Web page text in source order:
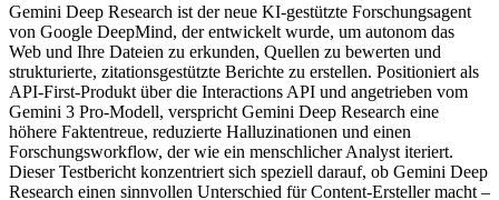
Gemini Deep Research ist der neue KI-gestützte Forschungsagent
von Google DeepMind, der entwickelt wurde, um autonom das
Web und Ihre Dateien zu erkunden, Quellen zu bewerten und
strukturierte, zitationsgestützte Berichte zu erstellen. Positioniert als
API-First-Produkt über die Interactions API und angetrieben vom
Gemini 3 Pro-Modell, verspricht Gemini Deep Research eine
höhere Faktentreue, reduzierte Halluzinationen und einen
Forschungsworkflow, der wie ein menschlicher Analyst iteriert.
Dieser Testbericht konzentriert sich speziell darauf, ob Gemini Deep
Research einen sinnvollen Unterschied für Content-Ersteller macht –